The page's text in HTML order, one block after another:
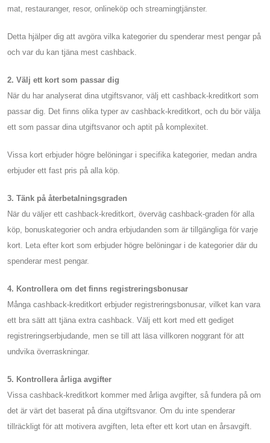
mat, restauranger, resor, onlineköp och streamingtjänster.
Detta hjälper dig att avgöra vilka kategorier du spenderar mest pengar på
och var du kan tjäna mest cashback.
2. Välj ett kort som passar dig
När du har analyserat dina utgiftsvanor, välj ett cashback-kreditkort som
passar dig. Det finns olika typer av cashback-kreditkort, och du bör välja
ett som passar dina utgiftsvanor och aptit på komplexitet.
Vissa kort erbjuder högre belöningar i specifika kategorier, medan andra
erbjuder ett fast pris på alla köp.
3. Tänk på återbetalningsgraden
När du väljer ett cashback-kreditkort, överväg cashback-graden för alla
köp, bonuskategorier och andra erbjudanden som är tillgängliga för varje
kort. Leta efter kort som erbjuder högre belöningar i de kategorier där du
spenderar mest pengar.
4. Kontrollera om det finns registreringsbonusar
Många cashback-kreditkort erbjuder registreringsbonusar, vilket kan vara
ett bra sätt att tjäna extra cashback. Välj ett kort med ett gediget
registreringserbjudande, men se till att läsa villkoren noggrant för att
undvika överraskningar.
5. Kontrollera årliga avgifter
Vissa cashback-kreditkort kommer med årliga avgifter, så fundera på om
det är värt det baserat på dina utgiftsvanor. Om du inte spenderar
tillräckligt för att motivera avgiften, leta efter ett kort utan en årsavgift.